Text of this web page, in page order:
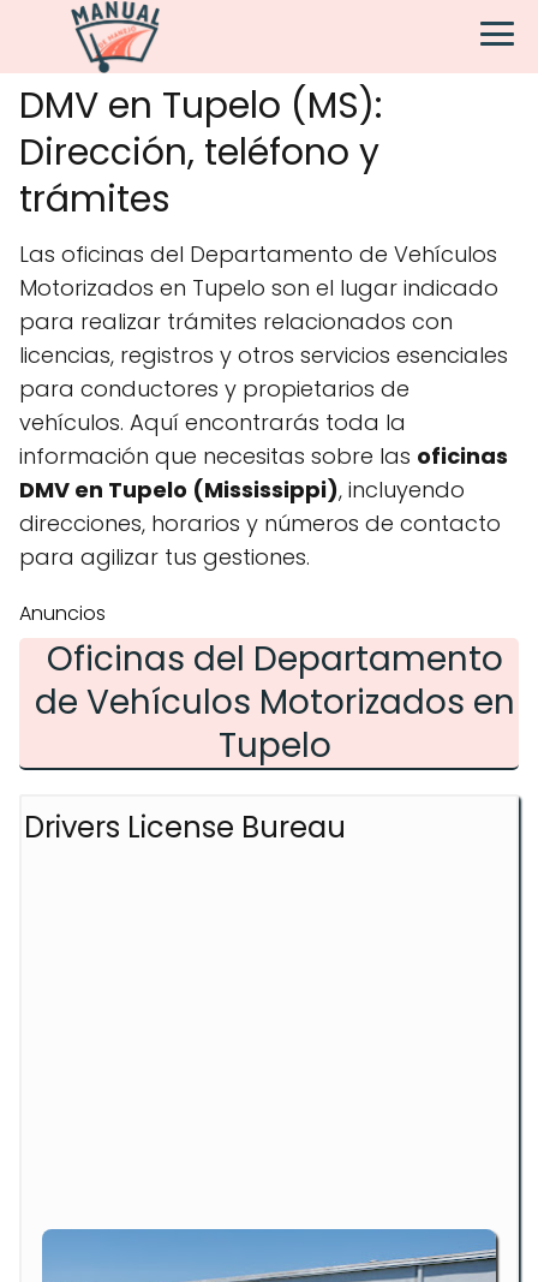
DMV en Tupelo (MS):
Dirección, teléfono y
trámites
Las oficinas del Departamento de Vehículos
Motorizados en Tupelo son el lugar indicado
para realizar trámites relacionados con
licencias, registros y otros servicios esenciales
para conductores y propietarios de
vehículos. Aquí encontrarás toda la
información que necesitas sobre las oficinas
DMV en Tupelo (Mississippi), incluyendo
direcciones, horarios y números de contacto
para agilizar tus gestiones.
Anuncios
Oficinas del Departamento
de Vehículos Motorizados en
Tupelo
Drivers License Bureau